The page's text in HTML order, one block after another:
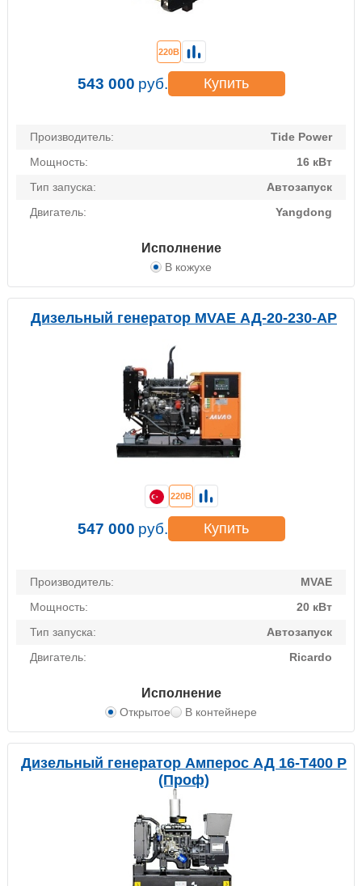
Производитель:
Tide Power
Мощность:
16 кВт
Тип запуска:
Автозапуск
Двигатель:
Yangdong
Исполнение
В кожухе
220В
543 000 руб. Купить
Дизельный генератор MVAE АД-20-230-АР
Производитель:
MVAE
Мощность:
20 кВт
Тип запуска:
Автозапуск
Двигатель:
Ricardo
Исполнение
Открытое В контейнере
220В
547 000 руб. Купить
Дизельный генератор Амперос АД 16-Т400 P
(Проф)